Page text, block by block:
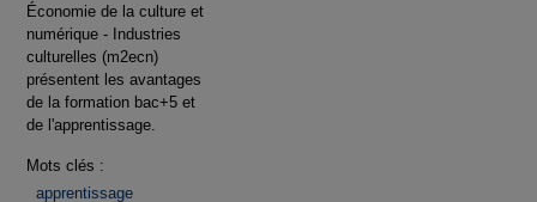
Économie de la culture et
numérique - Industries
culturelles (m2ecn)
présentent les avantages
de la formation bac+5 et
de l'apprentissage.
Mots clés :
apprentissage